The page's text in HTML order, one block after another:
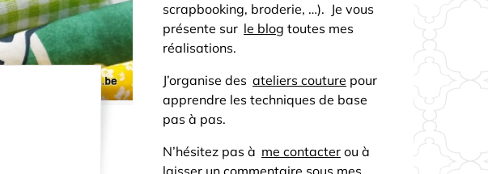
scrapbooking, broderie, …). Je vous
présente sur le blog toutes mes
réalisations.
J’organise des ateliers couture pour
apprendre les techniques de base
pas à pas.
N’hésitez pas à me contacter ou à
laisser un commentaire sous mes